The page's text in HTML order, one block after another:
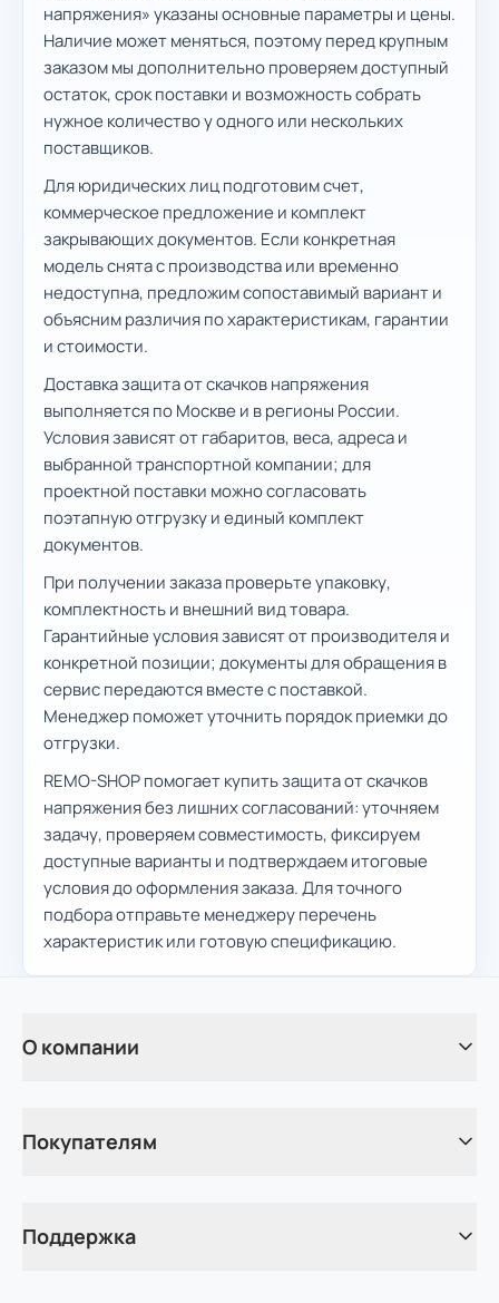
напряжения» указаны основные параметры и цены.
Наличие может меняться, поэтому перед крупным
заказом мы дополнительно проверяем доступный
остаток, срок поставки и возможность собрать
нужное количество у одного или нескольких
поставщиков.
Для юридических лиц подготовим счет,
коммерческое предложение и комплект
закрывающих документов. Если конкретная
модель снята с производства или временно
недоступна, предложим сопоставимый вариант и
объясним различия по характеристикам, гарантии
и стоимости.
Доставка защита от скачков напряжения
выполняется по Москве и в регионы России.
Условия зависят от габаритов, веса, адреса и
выбранной транспортной компании; для
проектной поставки можно согласовать
поэтапную отгрузку и единый комплект
документов.
При получении заказа проверьте упаковку,
комплектность и внешний вид товара.
Гарантийные условия зависят от производителя и
конкретной позиции; документы для обращения в
сервис передаются вместе с поставкой.
Менеджер поможет уточнить порядок приемки до
отгрузки.
REMO-SHOP помогает купить защита от скачков
напряжения без лишних согласований: уточняем
задачу, проверяем совместимость, фиксируем
доступные варианты и подтверждаем итоговые
условия до оформления заказа. Для точного
подбора отправьте менеджеру перечень
характеристик или готовую спецификацию.
О компании
Покупателям
Поддержка